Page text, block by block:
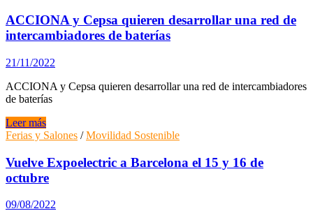
15
de
octubre
el
Salón
Internacional
del
Caravaning
a
Barcelona
ACCIONA y Cepsa quieren desarrollar una red de
intercambiadores de baterías
21/11/2022
ACCIONA y Cepsa quieren desarrollar una red de intercambiadores
de baterías
ACCIONA
y
quieren
desarrollar
una
de
Leer más
Ferias y Salones /Movilidad Sostenible
Vuelve Expoelectric a Barcelona el 15 y 16 de
octubre
09/08/2022